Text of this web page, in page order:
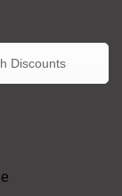
Discounts